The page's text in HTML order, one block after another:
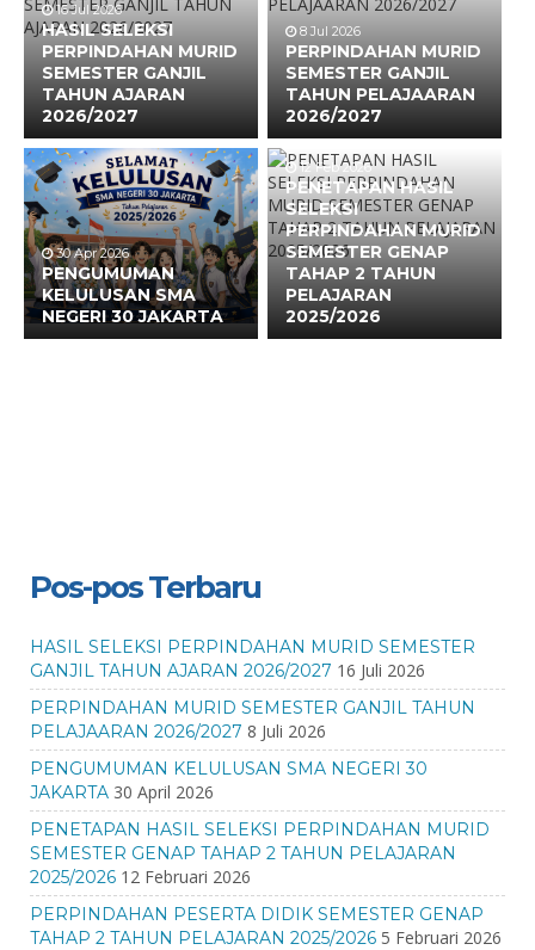
16 Jul 2026
HASIL SELEKSI
PERPINDAHAN MURID
SEMESTER GANJIL
TAHUN AJARAN
2026/2027
8 Jul 2026
PERPINDAHAN MURID
SEMESTER GANJIL
TAHUN PELAJAARAN
2026/2027
30 Apr 2026
PENGUMUMAN
KELULUSAN SMA
NEGERI 30 JAKARTA
12 Feb 2026
PENETAPAN HASIL
SELEKSI
PERPINDAHAN MURID
SEMESTER GENAP
TAHAP 2 TAHUN
PELAJARAN
2025/2026
Pos-pos Terbaru
HASIL SELEKSI PERPINDAHAN MURID SEMESTER
GANJIL TAHUN AJARAN 2026/2027 16 Juli 2026
PERPINDAHAN MURID SEMESTER GANJIL TAHUN
PELAJAARAN 2026/2027 8 Juli 2026
PENGUMUMAN KELULUSAN SMA NEGERI 30
JAKARTA 30 April 2026
PENETAPAN HASIL SELEKSI PERPINDAHAN MURID
SEMESTER GENAP TAHAP 2 TAHUN PELAJARAN
2025/2026 12 Februari 2026
PERPINDAHAN PESERTA DIDIK SEMESTER GENAP
TAHAP 2 TAHUN PELAJARAN 2025/2026 5 Februari 2026